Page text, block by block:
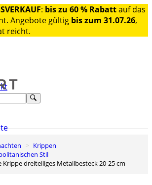
: bis zu 60 % Rabattauf das
Angebote gültig bis zum 31.07.26,
reicht.
Krippen
Stil
Krippe dreiteiliges Metallbesteck 20-25 cm